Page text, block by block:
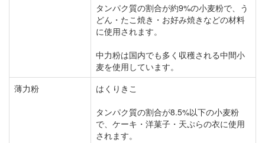
タンパク質の割合が約9%の小麦粉で、う
どん・たこ焼き・お好み焼きなどの材料
に使用されます。
中力粉は国内でも多く収穫される中間小
麦を使用しています。
薄力粉
はくりきこ
タンパク質の割合が8.5%以下の小麦粉
で、ケーキ・洋菓子・天ぷらの衣に使用
されます。